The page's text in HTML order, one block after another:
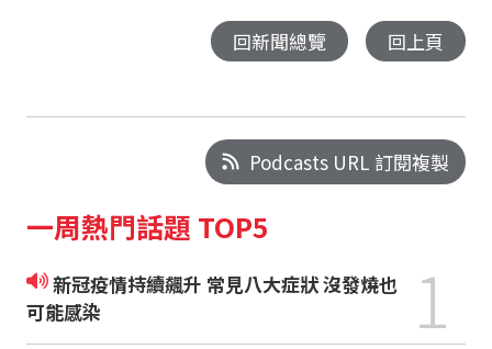
回新聞總覽 回上頁
Podcasts URL 訂閱複製
一周熱門話題 TOP5
新冠疫情持續飆升 常見八大症狀 沒發燒也
可能感染
1